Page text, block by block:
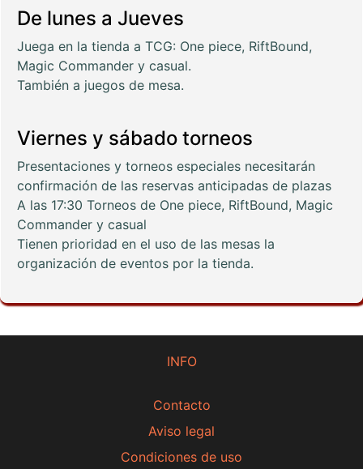
De lunes a Jueves
Juega en la tienda a TCG: One piece, RiftBound,
Magic Commander y casual.
También a juegos de mesa.
Viernes y sábado torneos
Presentaciones y torneos especiales necesitarán
confirmación de las reservas anticipadas de plazas
A las 17:30 Torneos de One piece, RiftBound, Magic
Commander y casual
Tienen prioridad en el uso de las mesas la
organización de eventos por la tienda.
INFO
Contacto
Aviso legal
Condiciones de uso